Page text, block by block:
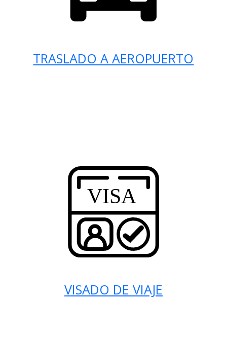
TRASLADO A AEROPUERTO
VISADO DE VIAJE